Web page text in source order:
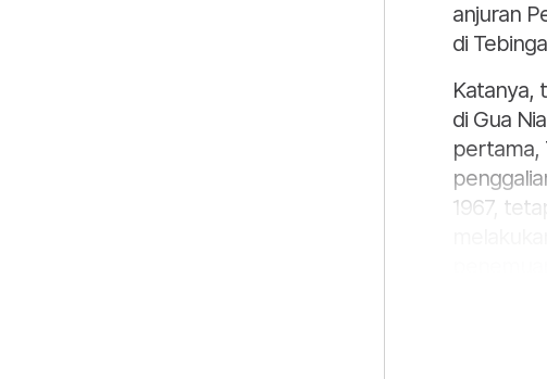
anjuran
di
Katanya,
di Gua
pertama,
1967,
Lebih
di pintu